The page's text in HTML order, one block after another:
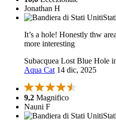
Jonathan H
It’s a hole! Honestly thw
more interesting
Subacquea Lost Blue Hole
Aqua Cat 14 dic, 2025
9,2 Magnifico
Nauni F